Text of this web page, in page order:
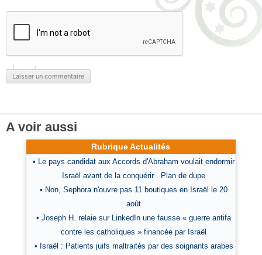
A voir aussi
Rubrique Actualités
• Le pays candidat aux Accords d'Abraham voulait endormir
Israël avant de la conquérir . Plan de dupe
• Non, Sephora n'ouvre pas 11 boutiques en Israël le 20
août
• Joseph H. relaie sur LinkedIn une fausse « guerre antifa
contre les catholiques » financée par Israël
• Israël : Patients juifs maltraités par des soignants arabes